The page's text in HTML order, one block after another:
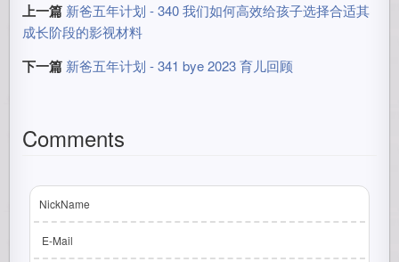
上一篇 新爸五年计划 - 340 我们如何高效给孩子选择合适其
成长阶段的影视材料
下一篇 新爸五年计划 - 341 bye 2023 育儿回顾
Comments
NickName
E-Mail